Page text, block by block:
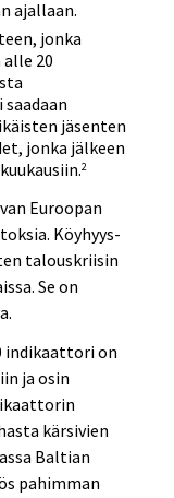
ajallaan.
jonka
20
jäsenten
jonka jälkeen
2
Euroopan
Köyhyys-
talouskriisin
Se on
indikaattori on
ja osin
kärsivien
Baltian
pahimman